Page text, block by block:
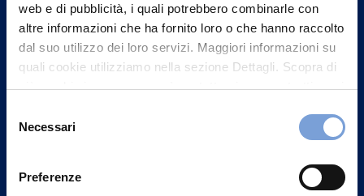
web e di pubblicità, i quali potrebbero combinarle con
altre informazioni che ha fornito loro o che hanno raccolto
dal suo utilizzo dei loro servizi. Maggiori informazioni su
quali cookie utilizziamo nella sezione Dettagli. Scopra di
più su chi siamo, come può contattarci e come trattiamo i
può trovare nel footer del sito nella sezione "Informativa
delNecessari
Preferenze